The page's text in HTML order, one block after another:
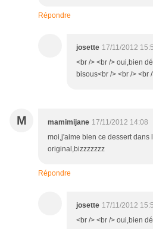
Répondre
josette 17/11/2012
<br /> <br /> oui,bien
bisous<br /> <br /> <br
M mamimijane 17/11/2012 14:08
moi,j'aime bien ce dessert dans
original,bizzzzzzz
Répondre
josette 17/11/2012
<br /> <br /> oui,bien